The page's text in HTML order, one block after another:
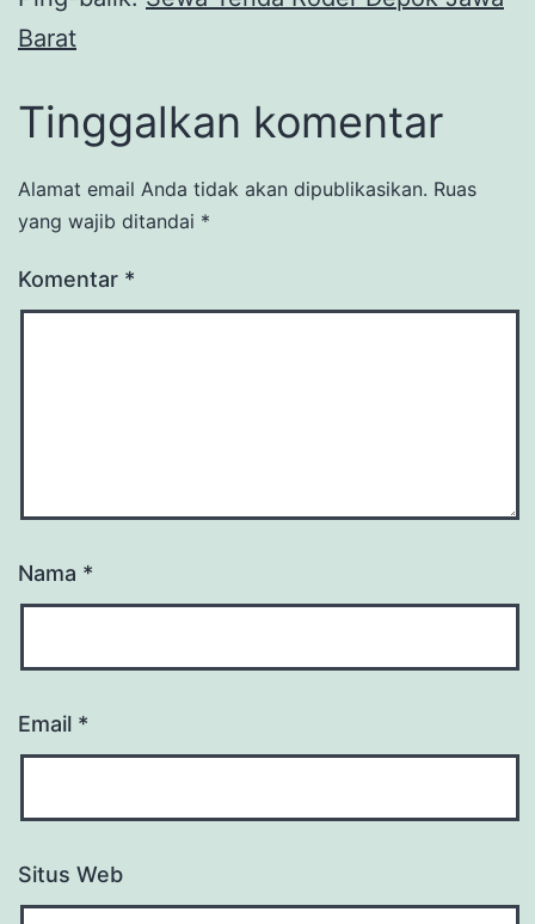
Barat
Tinggalkan komentar
Alamat email Anda tidak akan dipublikasikan. Ruas
yang wajib ditandai *
Komentar *
Nama *
Email *
Situs Web